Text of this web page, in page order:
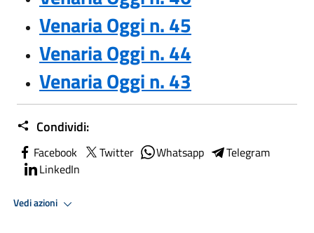
Venaria Oggi n. 45
Venaria Oggi n. 44
Venaria Oggi n. 43
Condividi:
Facebook Twitter Whatsapp
Telegram
LinkedIn
Vedi azioni